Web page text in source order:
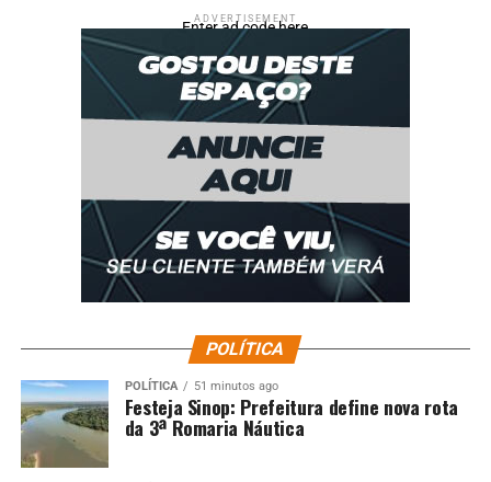
ADVERTISEMENT
Enter ad code here
POLÍTICA
POLÍTICA 51 minutos ago
Festeja Sinop: Prefeitura define nova rota
da 3ª Romaria Náutica